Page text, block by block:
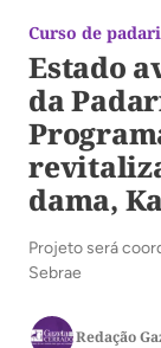
Curso de
Estado
da
dama,
Projeto será
Sebrae
Redação